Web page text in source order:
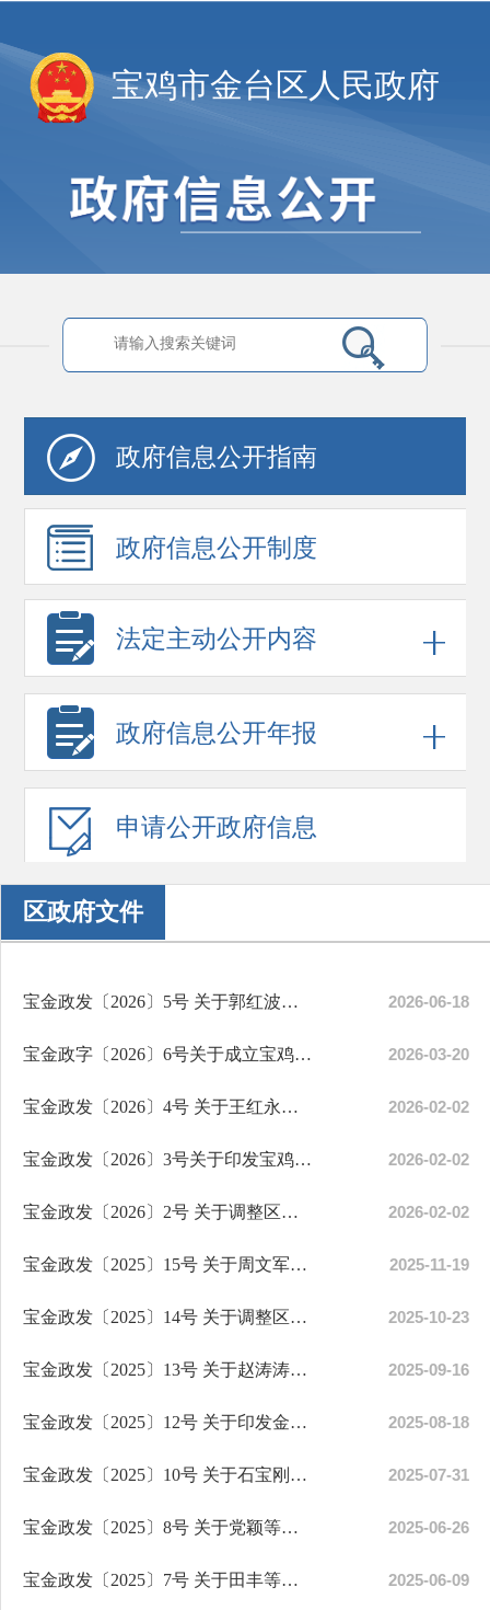
宝鸡市金台区人民政府
政府信息公开指南
政府信息公开制度
法定主动公开内容
政府信息公开年报
申请公开政府信息
区政府文件
宝金政发〔2026〕5号 关于郭红波等通知正式任职的通知 2026-06-18
宝金政字〔2026〕6号关于成立宝鸡峡灌区塬边总干渠城区段除险改造工程配合保障工作... 2026-03-20
宝金政发〔2026〕4号 关于王红永等同志任免职的通知 2026-02-02
宝金政发〔2026〕3号关于印发宝鸡市金台区2026年国民经济和社会发展计划的通知 2026-02-02
宝金政发〔2026〕2号 关于调整区政府领导同志分工的通知 2026-02-02
宝金政发〔2025〕15号 关于周文军等同志任免职的通知 2025-11-19
宝金政发〔2025〕14号 关于调整区政府领导班子成员分工的通知 2025-10-23
宝金政发〔2025〕13号 关于赵涛涛等同志任职的通知 2025-09-16
宝金政发〔2025〕12号 关于印发金台区爱国卫生暨健康金台融合发展工作方案的通知 2025-08-18
宝金政发〔2025〕10号 关于石宝刚等同志任免职的通知 2025-07-31
宝金政发〔2025〕8号 关于党颖等同志任免职的通知 2025-06-26
宝金政发〔2025〕7号 关于田丰等同志任免职的通知 2025-06-09